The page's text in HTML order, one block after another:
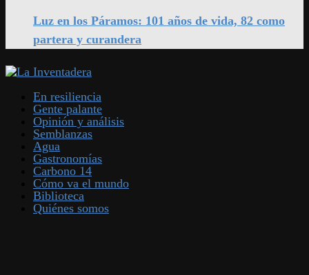
Luz en los Páramos: 101 años de vida, 82 como
partera y curandera
En resiliencia
Gente palante
Opinión y análisis
Semblanzas
Agua
Gastronomías
Carbono 14
Cómo va el mundo
Biblioteca
Quiénes somos